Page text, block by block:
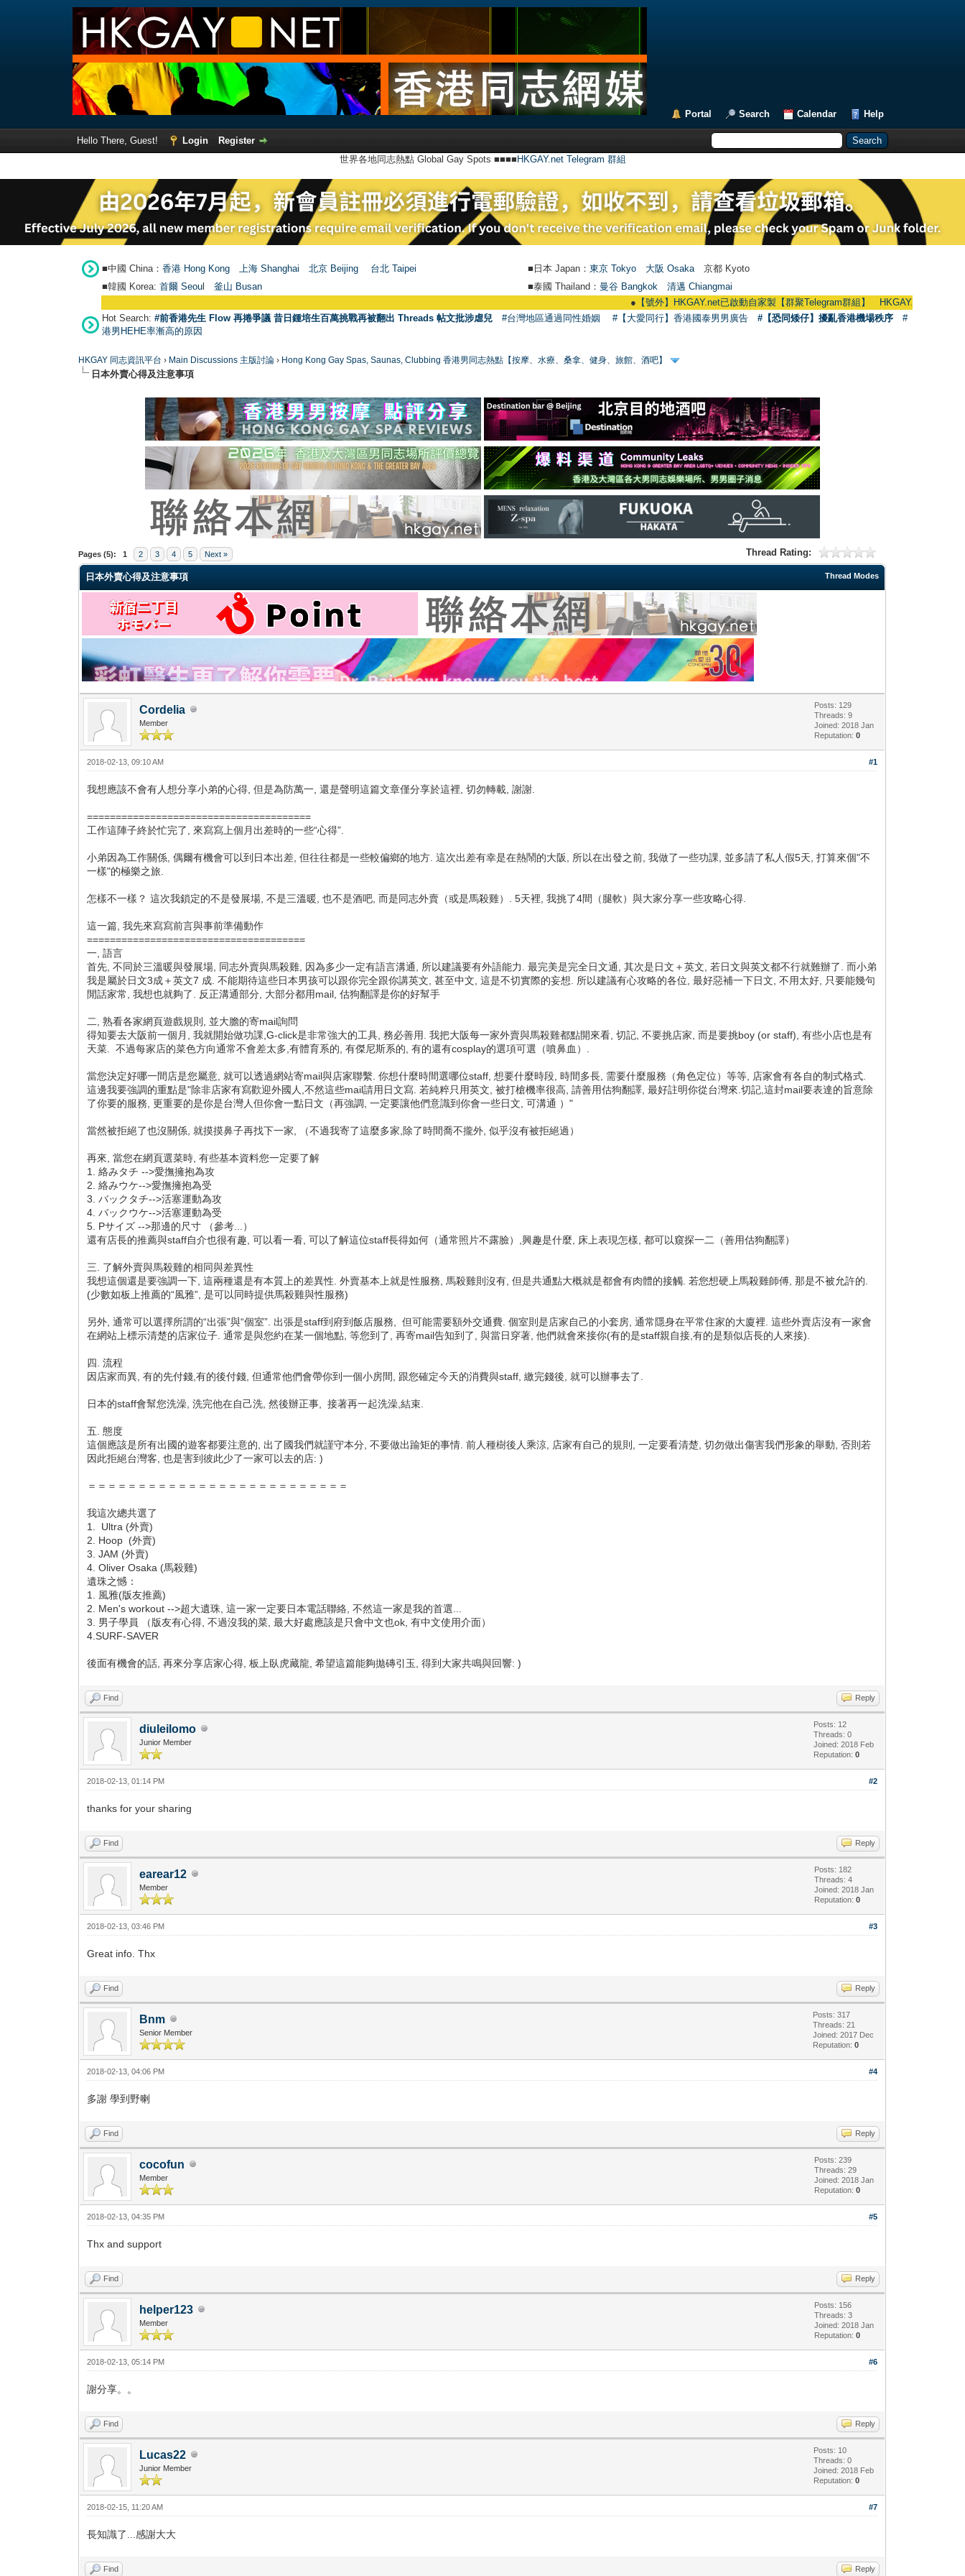
Portal Search Calendar Help
Hello There, Guest! Login
Register
世界各地同志熱點 Global Gay Spots ■■■■ HKGAY.net Telegram 群組
■中國 China： 香港 Hong Kong 上海 Shanghai 北京 Beijing 台北 Taipei ■日本 Japan： 東京 Tokyo 大阪 Osaka 京都 Kyoto
■韓國 Korea: 首爾 Seou 釜山 Busan ■泰國 Thailand： 曼谷 Bangkok
清邁 Chiangmai
【號外】HKGAY.net已啟動自家製【群聚Telegram群組】 HKGAY.net has already
Hot Search: #前香港先生 Flow 再捲爭議 昔日鍾培生百萬挑戰再被翻出 Threads 帖文批涉虐兒 #台灣地區通過同性婚姻 #【大愛同行】香港國泰男男廣告 #【恐同矮仔】擾亂香港機場秩序
#
港男HEHE率漸高的原因
HKGAY 同志資訊平台 › Main Discussions 主版討論 › Hong Kong Gay Spas, Saunas, Clubbing 香港男同志熱點【按摩、水療、桑拿、健身、旅館、酒吧】
日本外賣心得及注意事項
Pages (5): 1 2 3 4 5 Next » Thread Rating:
0 Vote(s) - 0 Average
1
2
3
4
5
Thread Modes
日本外賣心得及注意事項
Cordelia
Member
Posts: 129
Threads: 9
Joined: 2018 Jan
Reputation:0
#1
2018-02-13, 09:10 AM
我想應該不會有人想分享小弟的心得, 但是為防萬一, 還是聲明這篇文章僅分享於這裡, 切勿轉載, 謝謝.
=======================================
工作這陣子終於忙完了, 來寫寫上個月出差時的一些“心得”.
小弟因為工作關係, 偶爾有機會可以到日本出差, 但往往都是一些較偏鄉的地方. 這次出差有幸是在熱鬧的大阪, 所以在出發之前, 我做了一些功課, 並多請了私人假5天, 打算來個"不
一樣"的極樂之旅.
怎樣不一樣？ 這次我鎖定的不是發展場, 不是三溫暖, 也不是酒吧, 而是同志外賣（或是馬殺雞）. 5天裡, 我挑了4間（腿軟）與大家分享一些攻略心得.
這一篇, 我先來寫寫前言與事前準備動作
======================================
一, 語言
首先, 不同於三溫暖與發展場, 同志外賣與馬殺雞, 因為多少一定有語言溝通, 所以建議要有外語能力. 最完美是完全日文通, 其次是日文＋英文, 若日文與英文都不行就難辦了. 而小弟
我是屬於日文3成＋英文7 成. 不能期待這些日本男孩可以跟你完全跟你講英文, 甚至中文, 這是不切實際的妄想. 所以建議有心攻略的各位, 最好惡補一下日文, 不用太好, 只要能幾句
閒話家常, 我想也就夠了. 反正溝通部分, 大部分都用mail, 估狗翻譯是你的好幫手
二, 熟看各家網頁遊戲規則, 並大膽的寄mail詢問
得知要去大阪前一個月, 我就開始做功課,G-click是非常強大的工具, 務必善用. 我把大阪每一家外賣與馬殺雞都點開來看, 切記, 不要挑店家, 而是要挑boy (or staff), 有些小店也是有
天菜. 不過每家店的菜色方向通常不會差太多,有體育系的, 有傑尼斯系的, 有的還有cosplay的選項可選（噴鼻血）.
當您決定好哪一間店是您屬意, 就可以透過網站寄mail與店家聯繫. 你想什麼時間選哪位staff, 想要什麼時段, 時間多長, 需要什麼服務（角色定位）等等, 店家會有各自的制式格式.
這邊我要強調的重點是"除非店家有寫歡迎外國人,不然這些mail請用日文寫. 若純粹只用英文, 被打槍機率很高, 請善用估狗翻譯, 最好註明你從台灣來.切記,這封mail要表達的旨意除
了你要的服務, 更重要的是你是台灣人但你會一點日文（再強調, 一定要讓他們意識到你會一些日文, 可溝通 ）"
當然被拒絕了也沒關係, 就摸摸鼻子再找下一家, （不過我寄了這麼多家,除了時間喬不攏外, 似乎沒有被拒絕過）
再來, 當您在網頁選菜時, 有些基本資料您一定要了解
1. 絡みタチ -->愛撫擁抱為攻
2. 絡みウケ-->愛撫擁抱為受
3. バックタチ-->活塞運動為攻
4. バックウケ-->活塞運動為受
5. Pサイズ -->那邊的尺寸 （參考...）
還有店長的推薦與staff自介也很有趣, 可以看一看, 可以了解這位staff長得如何（通常照片不露臉）,興趣是什麼, 床上表現怎樣, 都可以窺探一二（善用估狗翻譯）
三. 了解外賣與馬殺雞的相同與差異性
我想這個還是要強調一下, 這兩種還是有本質上的差異性. 外賣基本上就是性服務, 馬殺雞則沒有, 但是共通點大概就是都會有肉體的接觸. 若您想硬上馬殺雞師傅, 那是不被允許的.
(少數如板上推薦的“風雅”, 是可以同時提供馬殺雞與性服務)
另外, 通常可以選擇所謂的“出張”與“個室”. 出張是staff到府到飯店服務, 但可能需要額外交通費. 個室則是店家自己的小套房, 通常隱身在平常住家的大廈裡. 這些外賣店沒有一家會
在網站上標示清楚的店家位子. 通常是與您約在某一個地點, 等您到了, 再寄mail告知到了, 與當日穿著, 他們就會來接你(有的是staff親自接,有的是類似店長的人來接).
四. 流程
因店家而異, 有的先付錢,有的後付錢, 但通常他們會帶你到一個小房間, 跟您確定今天的消費與staff, 繳完錢後, 就可以辦事去了.
日本的staff會幫您洗澡, 洗完他在自己洗, 然後辦正事, 接著再一起洗澡,結束.
五. 態度
這個應該是所有出國的遊客都要注意的, 出了國我們就謹守本分, 不要做出踰矩的事情. 前人種樹後人乘涼, 店家有自己的規則, 一定要看清楚, 切勿做出傷害我們形象的舉動, 否則若
因此拒絕台灣客, 也是害到彼此少了一家可以去的店: )
＝＝＝＝＝＝＝＝＝＝＝＝＝＝＝＝＝＝＝＝＝＝＝＝＝＝
我這次總共選了
1. Ultra (外賣)
2. Hoop (外賣)
3. JAM (外賣)
4. Oliver Osaka (馬殺雞)
遺珠之憾：
1. 風雅(版友推薦)
2. Men's workout -->超大遺珠, 這一家一定要日本電話聯絡, 不然這一家是我的首選...
3. 男子學員 （版友有心得, 不過沒我的菜, 最大好處應該是只會中文也ok, 有中文使用介面）
4.SURF-SAVER
後面有機會的話, 再來分享店家心得, 板上臥虎藏龍, 希望這篇能夠拋磚引玉, 得到大家共鳴與回響: )
Find Reply
diuleilomo
Junior Member
Posts: 12
Threads: 0
Joined: 2018 Feb
Reputation:0
#2
2018-02-13, 01:14 PM
thanks for your sharing
Find Reply
earear12
Member
Posts: 182
Threads: 4
Joined: 2018 Jan
Reputation:0
#3
2018-02-13, 03:46 PM
Great info. Thx
Find Reply
Bnm
Senior Member
Posts: 317
Threads: 21
Joined: 2017 Dec
Reputation:0
#4
2018-02-13, 04:06 PM
多謝 學到野喇
Find Reply
cocofun
Member
Posts: 239
Threads: 29
Joined: 2018 Jan
Reputation:0
#5
2018-02-13, 04:35 PM
Thx and support
Find Reply
helper123
Member
Posts: 156
Threads: 3
Joined: 2018 Jan
Reputation:0
#6
2018-02-13, 05:14 PM
謝分享。。
Find Reply
Lucas22
Junior Member
Posts: 10
Threads: 0
Joined: 2018 Feb
Reputation:0
#7
2018-02-15, 11:20 AM
長知識了...感謝大大
Find Reply